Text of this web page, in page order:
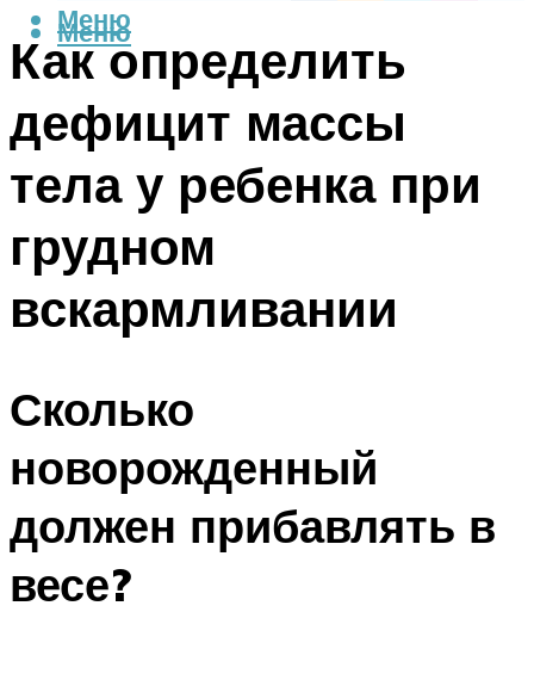
Меню
Меню
Как определить
дефицит массы
тела у ребенка при
грудном
вскармливании
Сколько
новорожденный
должен прибавлять в
весе?